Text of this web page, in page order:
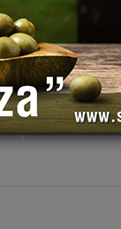
TARİFİ